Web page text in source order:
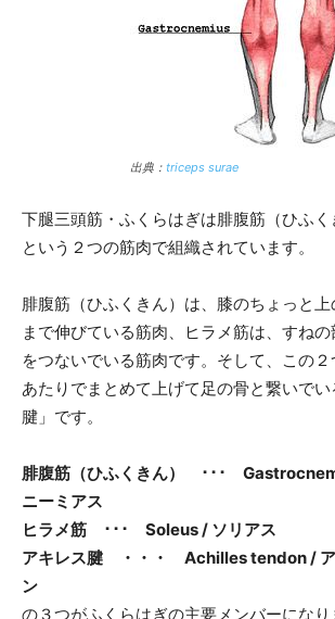
出典： triceps surae
下腿三頭筋・ふくらはぎは腓腹筋（ひふ
という２つの筋肉で組織されています。
腓腹筋（ひふくきん）は、膝のちょっと上
まで伸びている筋肉、ヒラメ筋は、すね
をつないでいる筋肉です。そして、この
あたりでまとめて上げて足の骨と繋いで
腱」です。
腓腹筋（ひふくきん） ･･･
ニーミアス
ヒラメ筋 ･･･ Soleus / ソリアス
アキレス腱 ・・・ Achilles tendon /
ン
の３つがふくらはぎの主要メンバーになり